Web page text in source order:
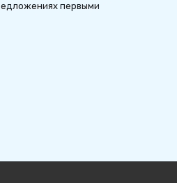
первыми